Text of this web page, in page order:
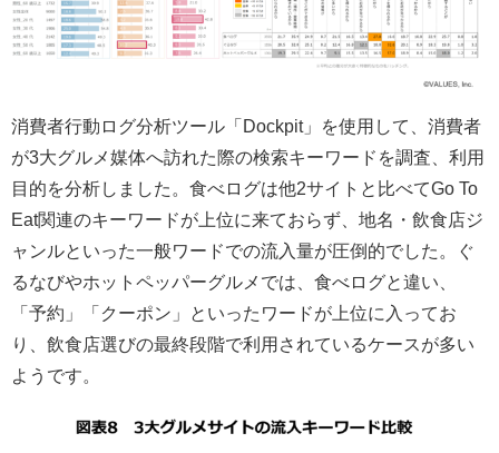
消費者行動ログ分析ツール「Dockpit」を使用して、消費者
が3大グルメ媒体へ訪れた際の検索キーワードを調査、利用
目的を分析しました。食べログは他2サイトと比べてGo To
Eat関連のキーワードが上位に来ておらず、地名・飲食店ジ
ャンルといった一般ワードでの流入量が圧倒的でした。ぐ
るなびやホットペッパーグルメでは、食べログと違い、
「予約」「クーポン」といったワードが上位に入ってお
り、飲食店選びの最終段階で利用されているケースが多い
ようです。